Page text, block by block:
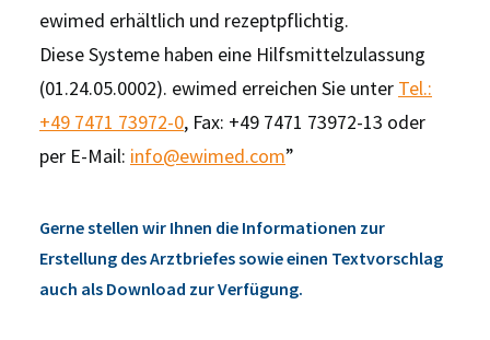
ewimed erhältlich und rezeptpflichtig.
Diese Systeme haben eine Hilfsmittelzulassung
(01.24.05.0002). ewimed erreichen Sie unter Tel.:
+49 7471 73972-0, Fax: +49 7471 73972-13 oder
per E-Mail: info@ewimed.com”
Gerne stellen wir Ihnen die Informationen zur
Erstellung des Arztbriefes sowie einen Textvorschlag
auch als Download zur Verfügung.